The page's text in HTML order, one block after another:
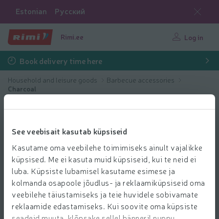
See veebisait kasutab küpsiseid
Kasutame oma veebilehe toimimiseks ainult vajalikke
küpsised. Me ei kasuta muid küpsiseid, kui te neid ei
luba. Küpsiste lubamisel kasutame esimese ja
kolmanda osapoole jõudlus- ja reklaamiküpsiseid oma
veebilehe täiustamiseks ja teie huvidele sobivamate
reklaamide edastamiseks. Kui soovite oma küpsiste
Estonian Русский
Rimi.ee Log in
Book delivery time here
Household and leisure goods
Barbecue accessories
Charcoal